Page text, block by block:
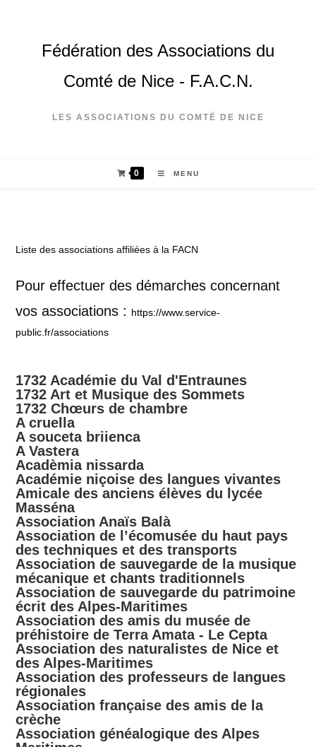
Fédération des Associations du
Comté de Nice - F.A.C.N.
LES ASSOCIATIONS DU COMTÉ DE NICE
0 MENU
Liste des associations affiliées à la FACN
Pour effectuer des démarches concernant
vos associations : https://www.service-
public.fr/associations
1732 Académie du Val d'Entraunes
1732 Art et Musique des Sommets
1732 Chœurs de chambre
A cruella
A souceta briienca
A Vastera
Acadèmia nissarda
Académie niçoise des langues vivantes
Amicale des anciens élèves du lycée
Masséna
Association Anaïs Balà
Association de l’écomusée du haut pays
des techniques et des transports
Association de sauvegarde de la musique
mécanique et chants traditionnels
Association de sauvegarde du patrimoine
écrit des Alpes-Maritimes
Association des amis du musée de
préhistoire de Terra Amata - Le Cepta
Association des naturalistes de Nice et
des Alpes-Maritimes
Association des professeurs de langues
régionales
Association française des amis de la
crèche
Association généalogique des Alpes